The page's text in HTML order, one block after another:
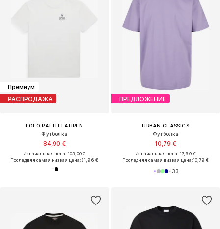
Премиум
РАСПРОДАЖА
POLO RALPH LAUREN
Футболка
84,90 €
Изначальная цена: 105,00 €
Последняя самая низкая цена:31,96 €
ПРЕДЛОЖЕНИЕ
URBAN CLASSICS
Футболка
10,79 €
Изначальная цена: 17,99 €
Последняя самая низкая цена:10,79 €
+33